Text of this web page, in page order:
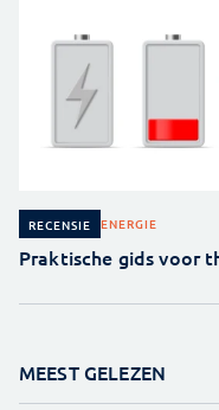
RECENSIE ENERGIE
Praktische gids voor
MEEST GELEZEN